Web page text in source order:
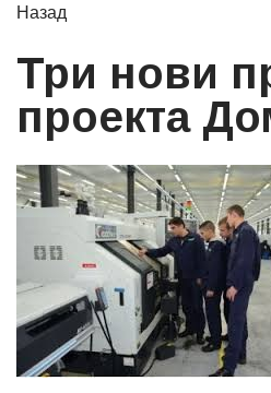
Назад
Три нови
проекта